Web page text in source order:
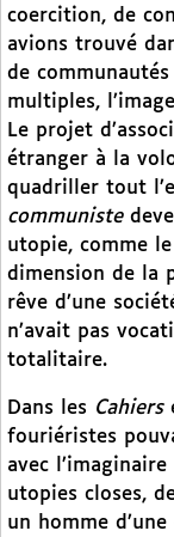
coercition, de
avions trouvé
de
multiples,
Le projet
étranger à la
quadriller tout
communiste
utopie, comme
dimension de la
rêve d’une
n’avait pas
totalitaire.
Dans les Cahiers
fouriéristes
avec
utopies closes,
un homme